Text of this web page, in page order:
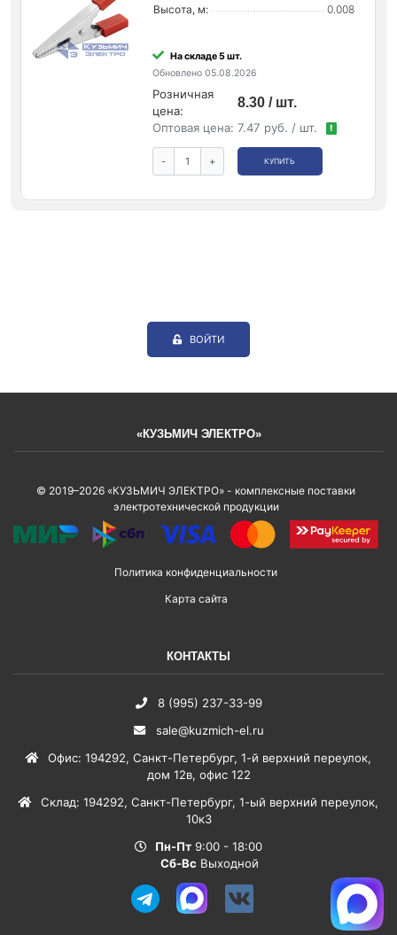
Высота, м:
0.008
На складе 5 шт.
Обновлено 05.08.2026
Розничная
цена:
8.30 / шт.
Оптовая цена: 7.47 руб. / шт. !
- + КУПИТЬ
ВОЙТИ
«КУЗЬМИЧ ЭЛЕКТРО»
© 2019–2026 «КУЗЬМИЧ ЭЛЕКТРО» - комплексные поставки
электротехнической продукции
Политика конфиденциальности
Карта сайта
КОНТАКТЫ
8 (995) 237-33-99
sale@kuzmich-el.ru
Офис: 194292, Санкт-Петербург, 1-й верхний переулок,
дом 12в, офис 122
Склад: 194292, Санкт-Петербург, 1-ый верхний переулок,
10к3
Пн-Пт 9:00 - 18:00
Сб-Вс Выходной